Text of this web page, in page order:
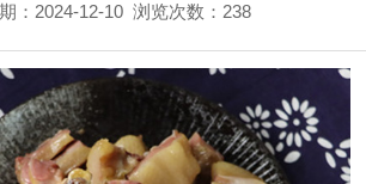
：2024-12-10 浏览次数： 238